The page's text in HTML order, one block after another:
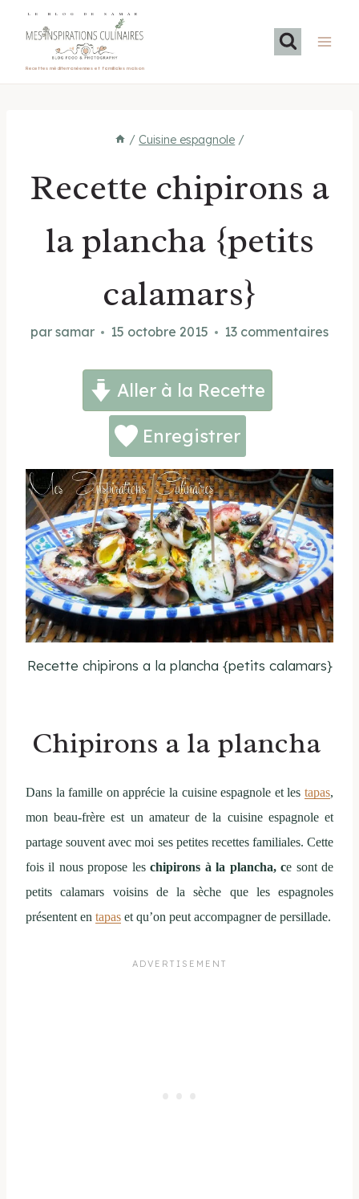
LE BLOG DE SAMAR
Recettes méditerranéennes et familiales maison
/ Cuisine espagnole /
Recette chipirons a
la plancha {petits
calamars}
par samar 15 octobre 2015 13 commentaires
Aller à la Recette
Enregistrer
Recette chipirons a la plancha {petits calamars}
Chipirons a la plancha
Dans la famille on apprécie la cuisine espagnole et les tapas,
mon beau-frère est un amateur de la cuisine espagnole et
partage souvent avec moi ses petites recettes familiales. Cette
fois il nous propose leschipirons à la plancha, ce sont de
petits calamars voisins de la sèche que les espagnoles
présentent en tapas et qu’on peut accompagner de persillade.